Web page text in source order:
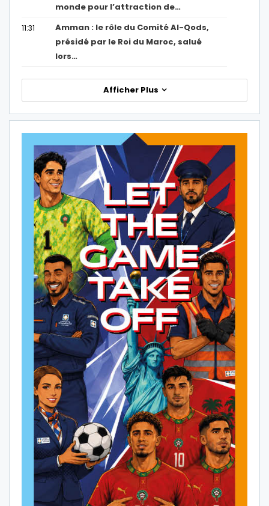
monde pour l’attraction de…
11:31
Amman : le rôle du Comité Al-Qods,
présidé par le Roi du Maroc, salué
lors…
Afficher Plus